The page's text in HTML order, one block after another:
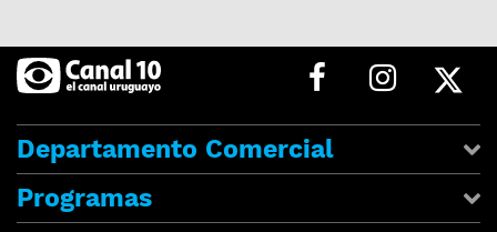
Departamento Comercial
Programas